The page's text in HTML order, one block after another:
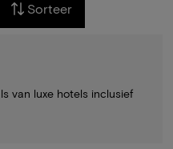
Sorteer
van luxe hotels inclusief